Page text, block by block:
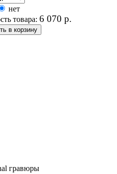
нет
товара: 6 070 р.
гравюры